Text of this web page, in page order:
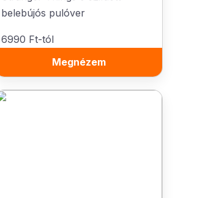
belebújós pulóver
6990 Ft-tól
Megnézem